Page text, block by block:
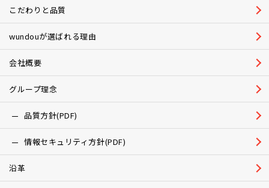
こだわりと品質
wundouが選ばれる理由
会社概要
グループ理念
品質方針(PDF)
情報セキュリティ方針(PDF)
沿革